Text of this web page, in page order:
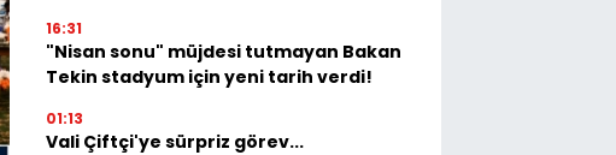
16:31
"Nisan sonu" müjdesi tutmayan Bakan
Tekin stadyum için yeni tarih verdi!
01:13
Vali Çiftçi'ye sürpriz görev...